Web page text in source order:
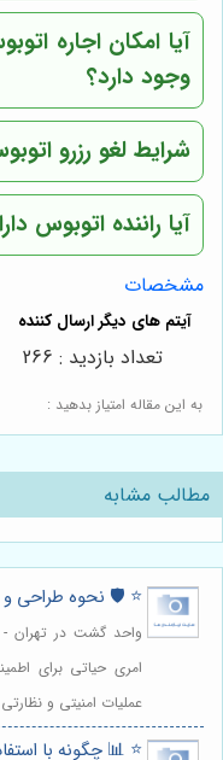
آیا امکان اجاره
وجود دارد؟
شرایط لغو رزرو
آیا راننده اتوبوس
مشخصات
به این مقاله امتیاز بدهید :
تعداد بازدید : 266
مطالب مشابه
⭐️ 🛡️ نحوه طراحی و
واحد گشت در تهران -
امری حیاتی برای
عملیات امنیتی و
⭐️ 📊 چگونه با